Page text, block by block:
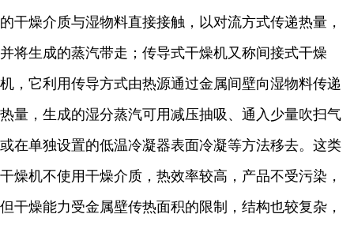
的干燥介质与湿物料直接接触，以对流方式传递热量，
并将生成的蒸汽带走；传导式干燥机又称间接式干燥
机，它利用传导方式由热源通过金属间壁向湿物料传递
热量，生成的湿分蒸汽可用减压抽吸、通入少量吹扫气
或在单独设置的低温冷凝器表面冷凝等方法移去。这类
干燥机不使用干燥介质，热效率较高，产品不受污染，
但干燥能力受金属壁传热面积的限制，结构也较复杂，